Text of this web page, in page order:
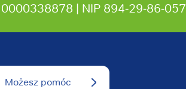
0000338878 | NIP 894‑29‑86‑057
Możesz pomóc